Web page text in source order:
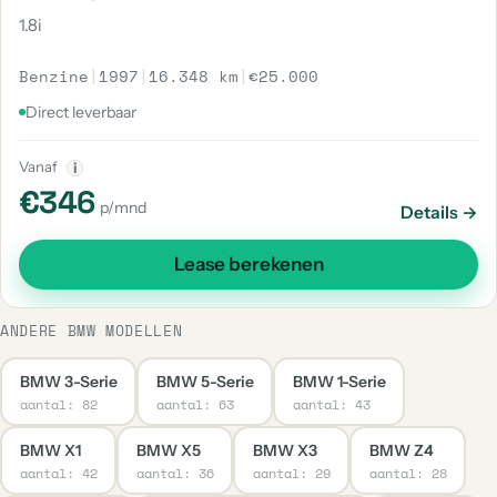
1.8i
Benzine | 1997 | 16.348 km |€25.000
Direct leverbaar
Vanaf i
€346 p/mnd Details →
Lease berekenen
ANDERE BMW MODELLEN
BMW 3-Serie
aantal: 82
BMW 5-Serie
aantal: 63
BMW 1-Serie
aantal: 43
BMW X1
aantal: 42
BMW X5
aantal: 36
BMW X3
aantal: 29
BMW Z4
aantal: 28